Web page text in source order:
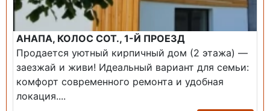
АНАПА, КОЛОС СОТ., 1-Й ПРОЕЗД
Продается уютный кирпичный дом (2 этажа) —
заезжай и живи! ​Идеальный вариант для семьи:
комфорт современного ремонта и удобная
локация....